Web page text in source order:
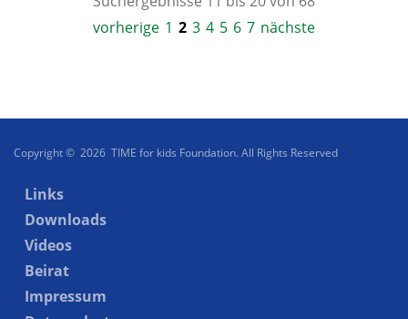
vorherige 1 2 3 4 5 6 7 nächste
Copyright © 2026 TIME for kids Foundation. All Rights Reserved
Links
Downloads
Videos
Beirat
Impressum